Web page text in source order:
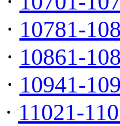
· 10781-
· 10861-
· 10941-
· 11021-